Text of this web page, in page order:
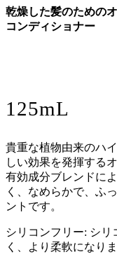
乾燥した髪のための
コンディショナー
125mL
貴重な植物由来のハ
しい効果を発揮する
有効成分ブレンドに
く、なめらかで、ふ
ントです。
シリコンフリー: シリ
く、より柔軟になりま